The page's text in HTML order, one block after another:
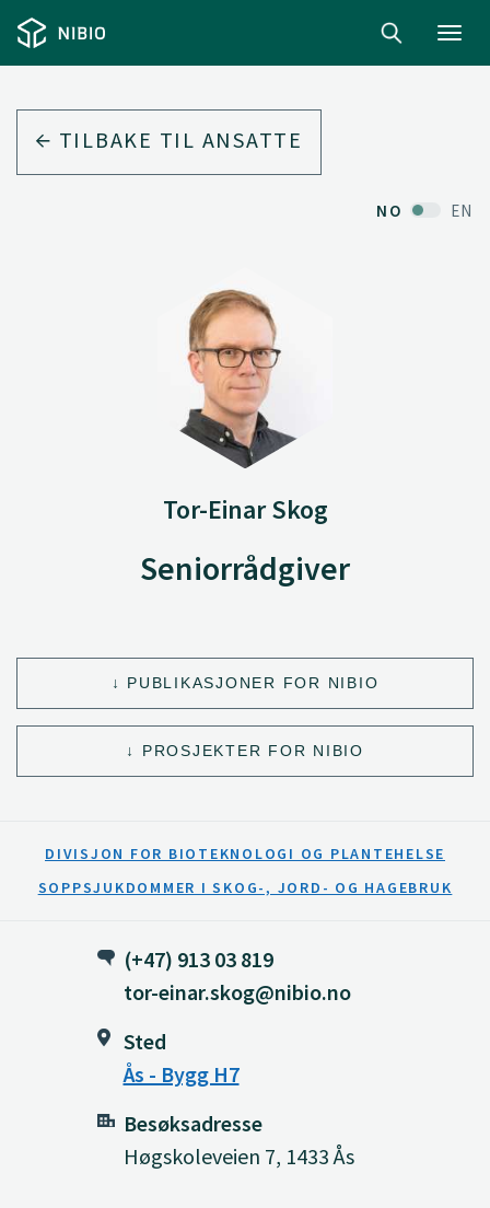
TILBAKE TIL ANSATTE
NO EN
Tor-Einar Skog
Seniorrådgiver
PUBLIKASJONER FOR NIBIO
PROSJEKTER FOR NIBIO
DIVISJON FOR BIOTEKNOLOGI OG PLANTEHELSE
SOPPSJUKDOMMER I SKOG-, JORD- OG HAGEBRUK
(+47) 913 03 819
tor-einar.skog@nibio.no
Sted
Ås - Bygg H7
Besøksadresse
Høgskoleveien 7, 1433 Ås